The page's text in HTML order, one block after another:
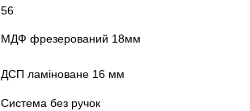
56
МДФ фрезерований 18мм
ДСП ламіноване 16 мм
Система без ручок